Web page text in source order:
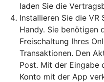
laden Sie die
Installieren Sie die VR
Handy. Sie benötigen
Freischaltung Ihres
Transaktionen. Den
Post. Mit der Eingabe
Konto mit der App